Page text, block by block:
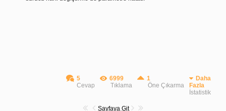
5
Cevap
6999
Tıklama
1
Öne Çıkarma
Daha
Fazla
İstatistik
Sayfaya Git